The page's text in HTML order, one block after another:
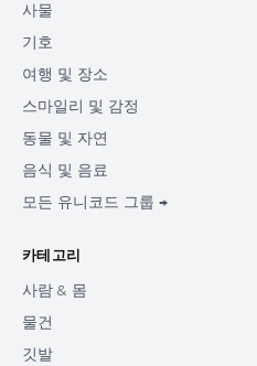
사물
기호
여행 및 장소
스마일리 및 감정
동물 및 자연
음식 및 음료
모든 유니코드 그룹 →
카테고리
사람 & 몸
물건
깃발